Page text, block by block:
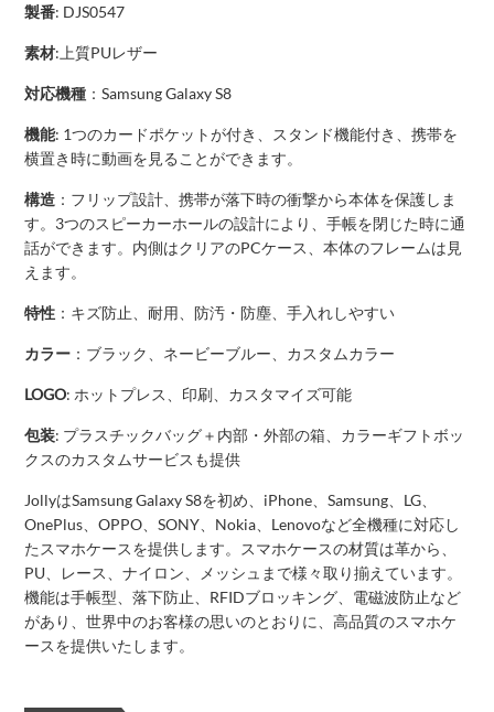
製番: DJS0547
素材:上質PUレザー
対応機種 ：Samsung Galaxy S8
機能: 1つのカードポケットが付き、スタンド機能付き、携帯を
横置き時に動画を見ることができます。
構造 ：フリップ設計、携帯が落下時の衝撃から本体を保護しま
す。3つのスピーカーホールの設計により、手帳を閉じた時に通
話ができます。内側はクリアのPCケース、本体のフレームは見
えます。
特性 ：キズ防止、耐用、防汚・防塵、手入れしやすい
カラー ：ブラック、ネービーブルー、カスタムカラー
LOGO: ホットプレス、印刷、カスタマイズ可能
包装: プラスチックバッグ＋内部・外部の箱、カラーギフトボッ
クスのカスタムサービスも提供
JollyはSamsung Galaxy S8を初め、iPhone、Samsung、LG、
OnePlus、OPPO、SONY、Nokia、Lenovoなど全機種に対応し
たスマホケースを提供します。スマホケースの材質は革から、
PU、レース、ナイロン、メッシュまで様々取り揃えています。
機能は手帳型、落下防止、RFIDブロッキング、電磁波防止など
があり、世界中のお客様の思いのとおりに、高品質のスマホケ
ースを提供いたします。